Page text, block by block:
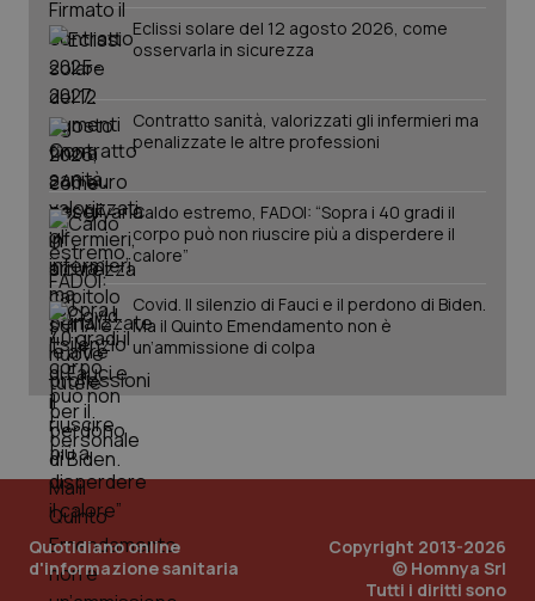
Eclissi solare del 12 agosto 2026, come
osservarla in sicurezza
Contratto sanità, valorizzati gli infermieri ma
penalizzate le altre professioni
Caldo estremo, FADOI: “Sopra i 40 gradi il
corpo può non riuscire più a disperdere il
calore”
Covid. Il silenzio di Fauci e il perdono di Biden.
Ma il Quinto Emendamento non è
un’ammissione di colpa
Quotidiano online
d'informazione sanitaria
Copyright 2013-2026
© Homnya Srl
Tutti i diritti sono
PHPSESSID
_ga_KM60CM4NPH